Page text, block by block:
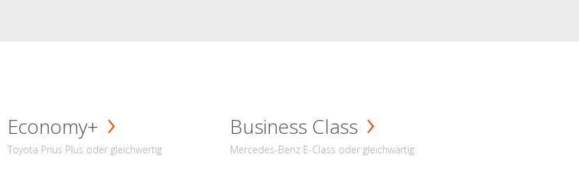
Economy+
Toyota Prius Plus oder gleichwertig
Business Class
Mercedes-Benz E-Class oder gleichwärtig